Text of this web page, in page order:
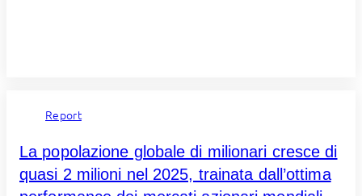
Report
La popolazione globale di milionari cresce di
quasi 2 milioni nel 2025, trainata dall’ottima